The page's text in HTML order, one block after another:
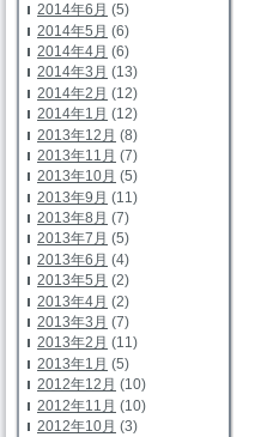
2014年6月 (5)
2014年5月 (6)
2014年4月 (6)
2014年3月 (13)
2014年2月 (12)
2014年1月 (12)
2013年12月 (8)
2013年11月 (7)
2013年10月 (5)
2013年9月 (11)
2013年8月 (7)
2013年7月 (5)
2013年6月 (4)
2013年5月 (2)
2013年4月 (2)
2013年3月 (7)
2013年2月 (11)
2013年1月 (5)
2012年12月 (10)
2012年11月 (10)
2012年10月 (3)